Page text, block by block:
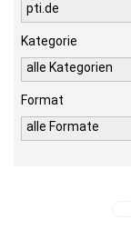
pti.de
Kategorie
alle Kategorien
Format
alle Formate